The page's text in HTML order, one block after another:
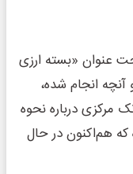
عنوان «بسته ارزی
انجام شده،
مرکزی درباره نحوه
هم‌اکنون در حال